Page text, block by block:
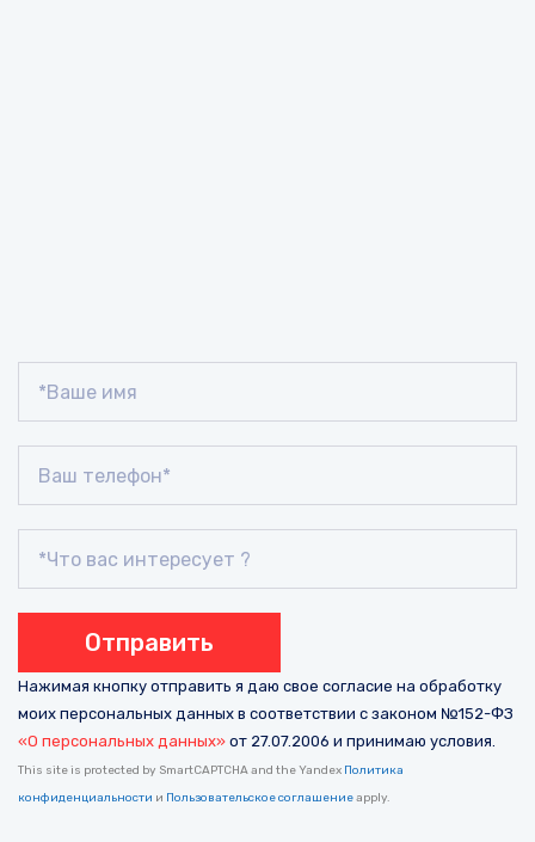
Нажимая кнопку отправить я даю свое согласие на обработку
моих персональных данных в соответствии с законом №152-ФЗ
«О персональных данных» от 27.07.2006 и принимаю условия.
This site is protected by SmartCAPTCHA and the Yandex Политика
конфиденциальности и Пользовательское соглашениеapply.